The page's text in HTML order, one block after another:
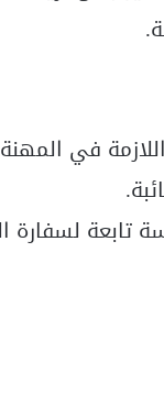
في
تابعة لسفارة